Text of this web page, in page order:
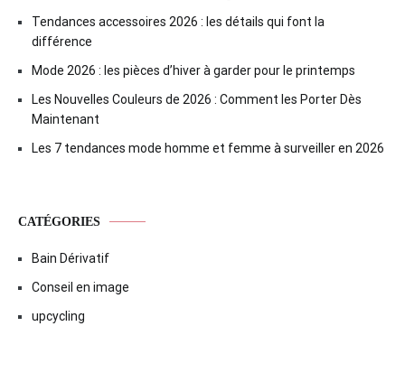
Tendances accessoires 2026 : les détails qui font la
différence
Mode 2026 : les pièces d’hiver à garder pour le printemps
Les Nouvelles Couleurs de 2026 : Comment les Porter Dès
Maintenant
Les 7 tendances mode homme et femme à surveiller en 2026
CATÉGORIES
Bain Dérivatif
Conseil en image
upcycling